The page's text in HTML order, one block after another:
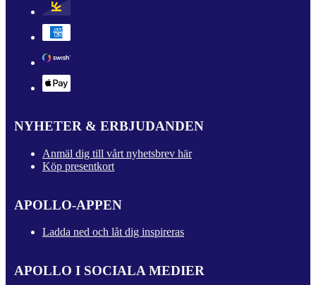
NYHETER & ERBJUDANDEN
Anmäl dig till vårt nyhetsbrev här
Köp presentkort
APOLLO-APPEN
Ladda ned och låt dig inspireras
APOLLO I SOCIALA MEDIER